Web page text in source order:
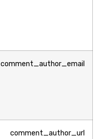
comment_author_email
comment_author_url